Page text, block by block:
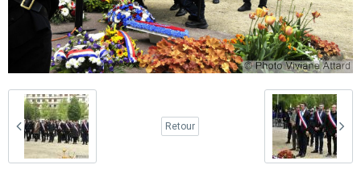
Retour